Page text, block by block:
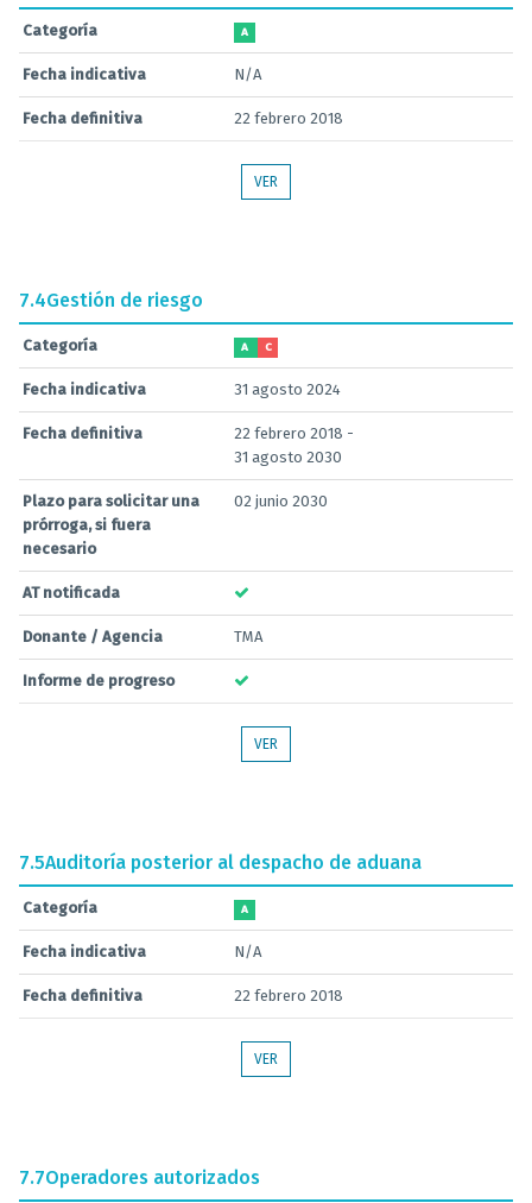
Categoría A
Fecha indicativa N/A
Fecha definitiva 22 febrero 2018
VER
7.4Gestión de riesgo
Categoría A C
Fecha indicativa 31 agosto 2024
Fecha definitiva
22 febrero 2018 -
31 agosto 2030
Plazo para solicitar una
prórroga, si fuera
necesario
02 junio 2030
AT notificada
Donante / Agencia TMA
Informe de progreso
VER
7.5Auditoría posterior al despacho de aduana
Categoría A
Fecha indicativa N/A
Fecha definitiva 22 febrero 2018
VER
7.7Operadores autorizados